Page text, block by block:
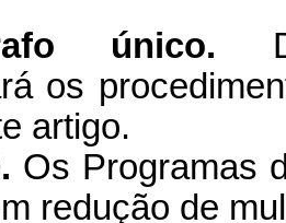
único.
os
artigo.
Os Programas
redução de